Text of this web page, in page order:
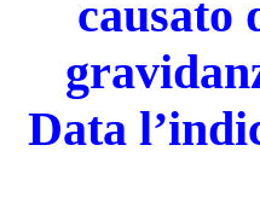
causato
Data